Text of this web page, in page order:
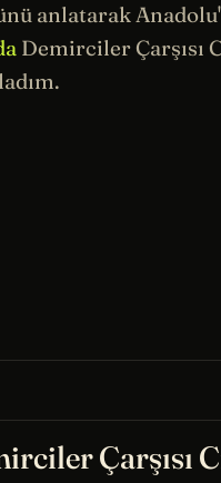
anlatarak
Demirciler Çarşısı
Çarşısı